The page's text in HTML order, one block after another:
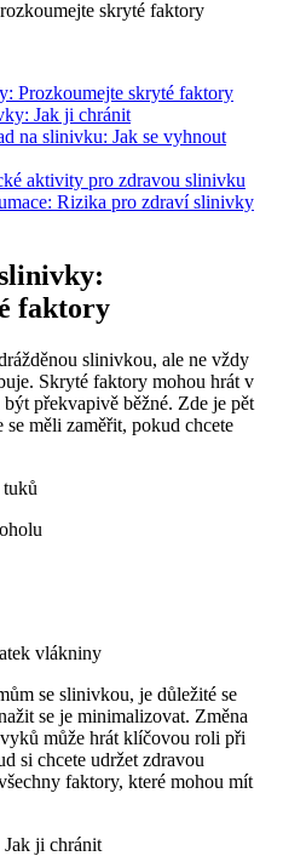
Prozkoumejte skryté faktory
Jak ji chránit
na slinivku: Jak ⁢se​ vyhnout
aktivity⁣ pro zdravou slinivku
⁣Rizika‌ pro zdraví slinivky
faktory
slinivkou, ale ne vždy
Skryté faktory⁢ mohou hrát v
překvapivě běžné. Zde​ je pět
měli ‍zaměřit, pokud chcete
vlákniny
se slinivkou, je‌ důležité se
se je minimalizovat. Změna
může ⁣hrát klíčovou‍ roli​ při
‌si chcete udržet​ zdravou
faktory, které mohou mít